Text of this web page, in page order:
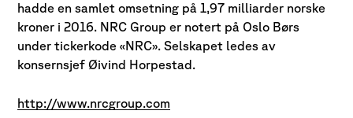
hadde en samlet omsetning på 1,97 milliarder norske
kroner i 2016. NRC Group er notert på Oslo Børs
under tickerkode «NRC». Selskapet ledes av
konsernsjef Øivind Horpestad.
http://www.nrcgroup.com